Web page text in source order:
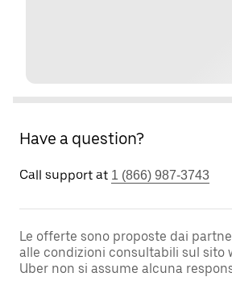
Have a question?
Call support at 1 (866) 987-3743
Le offerte sono proposte dai
alle condizioni consultabili sul sito
Uber non si assume alcuna